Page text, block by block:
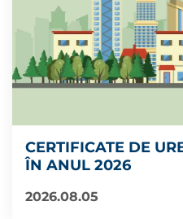
CERTIFICATE DE
ÎN ANUL 2026
2026.08.05